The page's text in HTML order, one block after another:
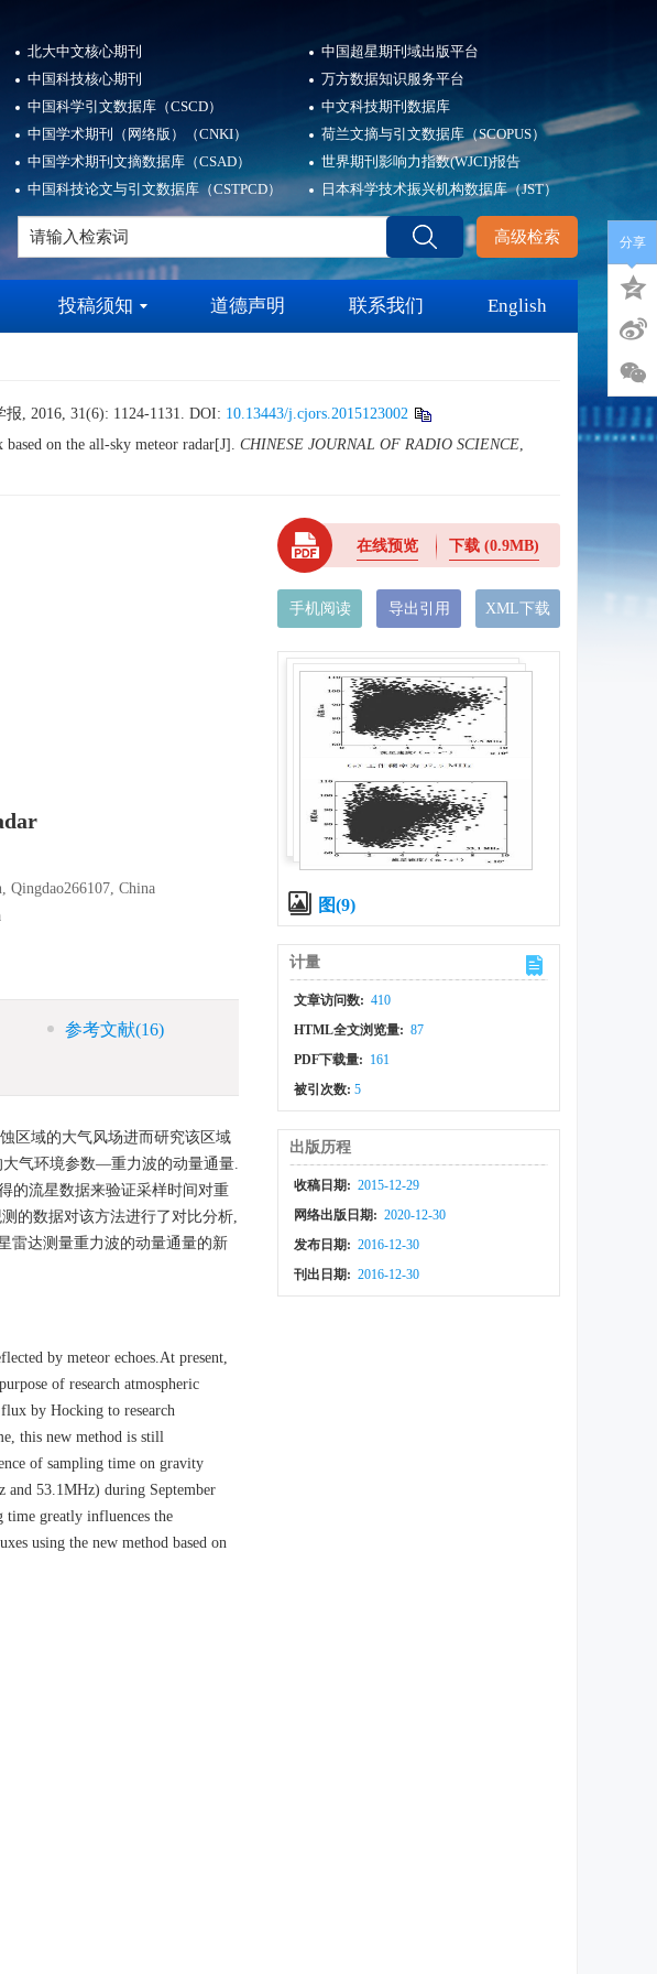
北大中文核心期刊
中国科技核心期刊
中国科学引文数据库（CSCD）
中国学术期刊（网络版）（CNKI）
中国学术期刊文摘数据库（CSAD）
中国科技论文与引文数据库（CSTPCD）
中国超星期刊域出版平台
万方数据知识服务平台
中文科技期刊数据库
荷兰文摘与引文数据库（SCOPUS）
世界期刊影响力指数(WJCI)报告
日本科学技术振兴机构数据库（JST）
高级检索
投稿须知 道德声明 联系我们 English
, 2016, 31(6): 1124-1131. DOI: 10.13443/j.cjors.2015123002
on the all-sky meteor radar[J]. CHINESE JOURNAL OF RADIO SCIENCE,
Qingdao266107, China
参考文献(16)
区域的大气风场进而研究该区域
大气环境参数—重力波的动量通量.
的流星数据来验证采样时间对重
的数据对该方法进行了对比分析,
雷达测量重力波的动量通量的新
by meteor echoes.At present,
of research atmospheric
by Hocking to research
this new method is still
of sampling time on gravity
and 53.1MHz) during September
time greatly influences the
using the new method based on
在线预览 下载(0.9MB)
手机阅读 导出引用 XML下载
图(9)
计量
文章访问数: 410
HTML全文浏览量: 87
PDF下载量: 161
被引次数:5
出版历程
收稿日期: 2015-12-29
网络出版日期: 2020-12-30
发布日期: 2016-12-30
刊出日期: 2016-12-30
分享